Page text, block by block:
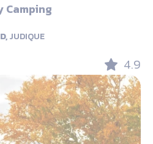
Camping
JUDIQUE
4.9